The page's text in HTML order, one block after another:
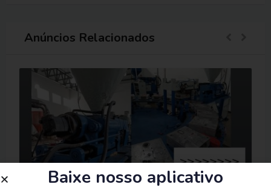
Anúncios Relacionados
Baixe nosso aplicativo